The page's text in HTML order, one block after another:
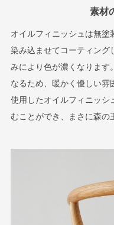
素材
オイルフィニッシュは無塗
染み込ませてコーティング
みにより色が濃くなります
なるため、暖かく優しい雰
使用したオイルフィニッシ
むことができ、まさに森の